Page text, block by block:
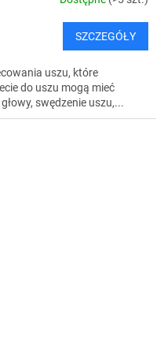
I
S
SZCZEGÓŁY
uszu, które
do uszu mogą mieć
swędzenie uszu,...